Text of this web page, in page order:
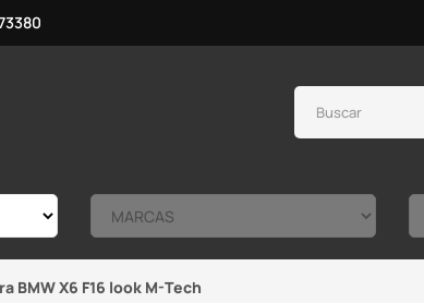
BMW X6 F16 look M-Tech